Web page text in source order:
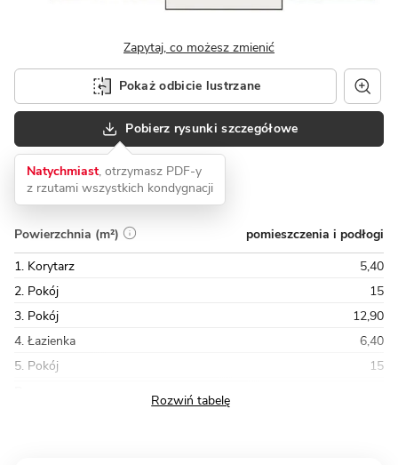
Zapytaj, co możesz zmienić
Pokaż odbicie lustrzane
Pobierz rysunki szczegółowe
Natychmiast, otrzymasz PDF-y
z rzutami wszystkich kondygnacji
Powierzchnia (m²)
pomieszczenia i podłogi
1. Korytarz
5,40
2. Pokój
15
3. Pokój
12,90
4. Łazienka
6,40
5. Pokój
15